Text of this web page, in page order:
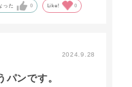
メッセージが手作り
った 0 Like! 0
2024.9.28
パンです。